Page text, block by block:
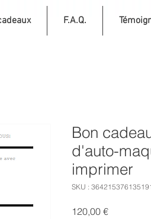
F.A.Q.
Bon
d'auto-
imprimer
SKU :
120,00 €Prix